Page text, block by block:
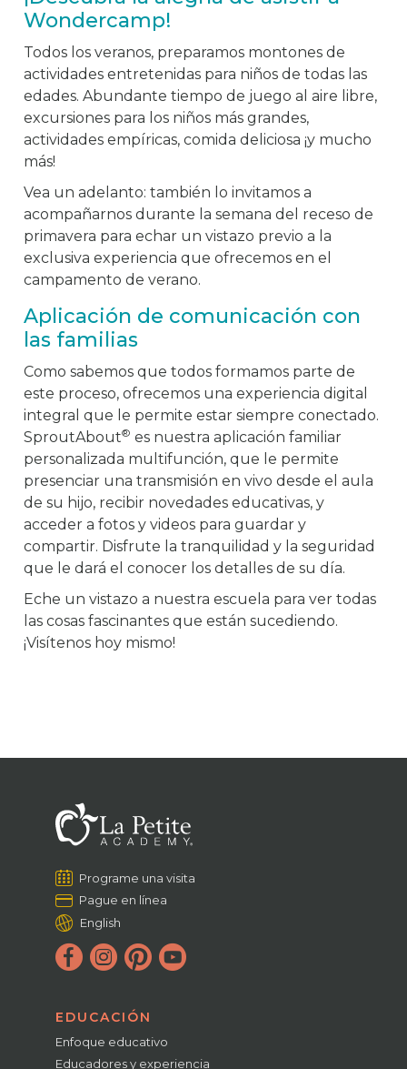
Wondercamp!
Todos los veranos, preparamos montones de
actividades entretenidas para niños de todas las
edades. Abundante tiempo de juego al aire libre,
excursiones para los niños más grandes,
actividades empíricas, comida deliciosa ¡y mucho
más!
Vea un adelanto: también lo invitamos a
acompañarnos durante la semana del receso de
primavera para echar un vistazo previo a la
exclusiva experiencia que ofrecemos en el
campamento de verano.
Aplicación de comunicación con
las familias
Como sabemos que todos formamos parte de
este proceso, ofrecemos una experiencia digital
integral que le permite estar siempre conectado.
SproutAbout® es nuestra aplicación familiar
personalizada multifunción, que le permite
presenciar una transmisión en vivo desde el aula
de su hijo, recibir novedades educativas, y
acceder a fotos y videos para guardar y
compartir. Disfrute la tranquilidad y la seguridad
que le dará el conocer los detalles de su día.
Eche un vistazo a nuestra escuela para ver todas
las cosas fascinantes que están sucediendo.
¡Visítenos hoy mismo!
Programe una visita
Pague en línea
English
EDUCACIÓN
Enfoque educativo
Educadores y experiencia